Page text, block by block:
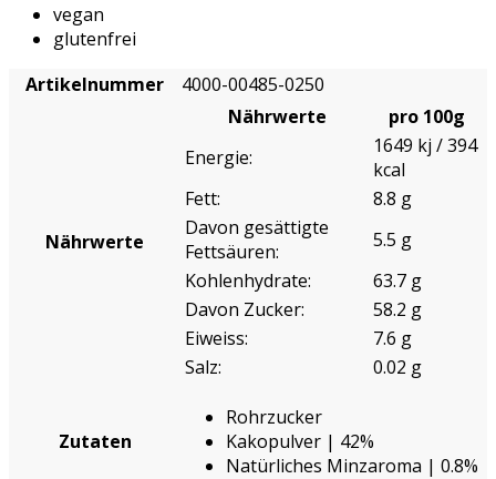
vegan
glutenfrei
Artikelnummer
4000-00485-0250
Nährwerte
Nährwerte
pro 100g
Energie:
1649 kj / 394
kcal
Fett:
8.8 g
Davon gesättigte
Fettsäuren:
5.5 g
Kohlenhydrate:
63.7 g
Davon Zucker:
58.2 g
Eiweiss:
7.6 g
Salz:
0.02 g
Zutaten
Rohrzucker
Kakopulver | 42%
Natürliches Minzaroma | 0.8%